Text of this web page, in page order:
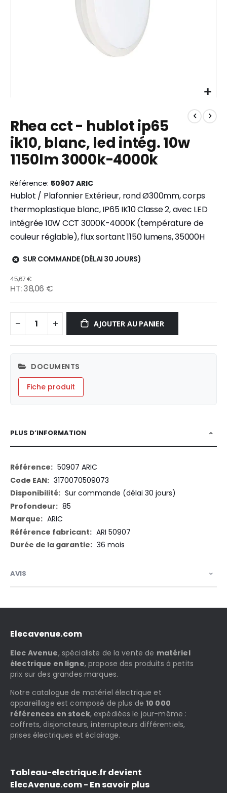
the
beginning
the
images
Rhea cct - hublot ip65
ik10, blanc, led intég. 10w
1150lm 3000k-4000k
Référence 50907 ARIC
Hublot / Plafonnier Extérieur, rond Ø300mm, corps
thermoplastique blanc, IP65 IK10 Classe 2, avec LED
intégrée 10W CCT 3000K-4000K (température de
couleur réglable), flux sortant 1150 lumens, 35000H
SUR COMMANDE (DÉLAI 30 JOURS)
45,67 €
38,06 €
AJOUTER AU PANIER
DOCUMENTS
Fiche produit
PLUS D’INFORMATION
Plus
d’information
50907 ARIC
3170070509073
Sur commande (délai 30 jours)
85
ARIC
ARI 50907
36 mois
AVIS
Elecavenue.com
Elec Avenue, spécialiste de la vente de matériel
électrique en ligne, propose des produits à petits
prix sur des grandes marques.
Notre catalogue de matériel électrique et
appareillage est composé de plus de10 000
références en stock, expédiées le jour-même :
coffrets, disjoncteurs, interrupteurs différentiels,
prises électriques et éclairage.
Tableau-electrique.fr devient
ElecAvenue.com - En savoir plus